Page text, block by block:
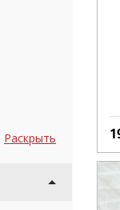
Раскрыть